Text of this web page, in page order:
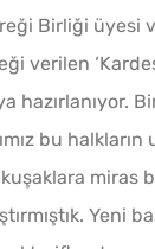
Birliği üyesi
verilen
hazırlanıyor.
bu
miras
Yeni